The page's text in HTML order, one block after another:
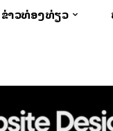
ຂ່າວທ່ອງທ່ຽວ